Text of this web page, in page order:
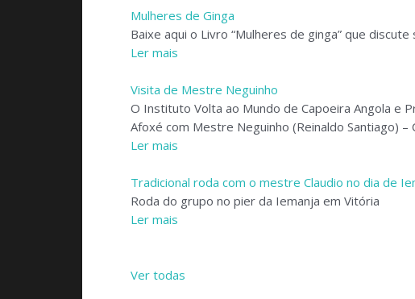
Mulheres de Ginga
Baixe aqui o Livro “Mulheres de ginga” que
Ler mais
Visita de Mestre Neguinho
O Instituto Volta ao Mundo de Capoeira Angola e
Afoxé com Mestre Neguinho (Reinaldo Santiago) –
Ler mais
Tradicional roda com o mestre Claudio no dia de
Roda do grupo no pier da Iemanja em Vitória
Ler mais
Ver todas